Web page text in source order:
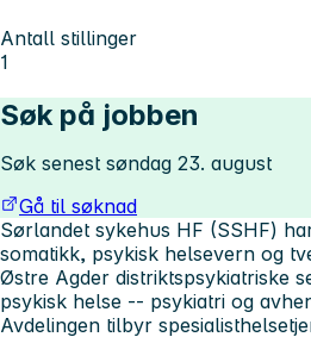
Antall stillinger
1
Søk på jobben
Søk senest søndag 23. august
Gå til søknad
Sørlandet sykehus HF (SSHF)
somatikk, psykisk helsevern og
Østre Agder distriktspsykiatriske
psykisk helse -- psykiatri og
Avdelingen tilbyr